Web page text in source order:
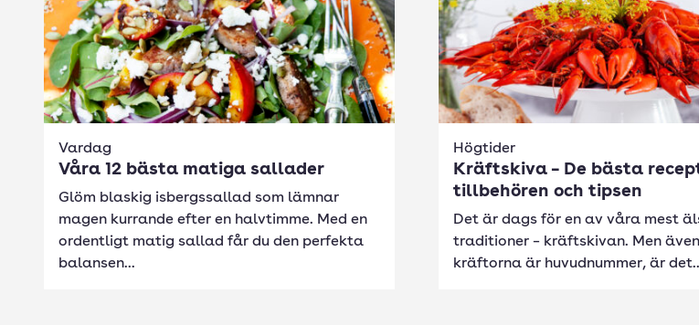
Vardag
Våra 12 bästa matiga sallader
Glöm blaskig isbergssallad som lämnar
magen kurrande efter en halvtimme. Med en
ordentligt matig sallad får du den perfekta
balansen...
Högtider
Kräftskiva – De bästa
tillbehören och tipsen
Det är dags för en av våra mest
traditioner – kräftskivan. Men
kräftorna är huvudnummer, är